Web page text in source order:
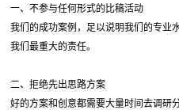
一、不参与任何形式的比稿活动
我们的成功案例，足以说明我们的专业
我们最重大的责任。
二、拒绝先出思路方案
好的方案和创意都需要大量时间去调研